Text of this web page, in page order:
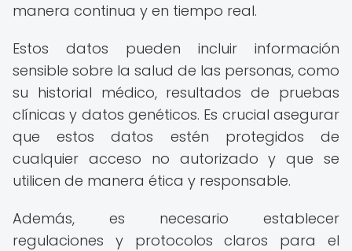
manera continua y en tiempo real.
Estos datos pueden incluir información
sensible sobre la salud de las personas, como
su historial médico, resultados de pruebas
clínicas y datos genéticos. Es crucial asegurar
que estos datos estén protegidos de
cualquier acceso no autorizado y que se
utilicen de manera ética y responsable.
Además, es necesario establecer
regulaciones y protocolos claros para el